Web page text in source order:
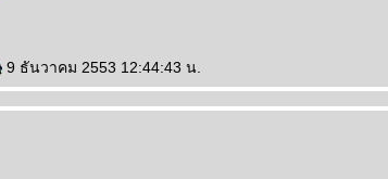
9 ธันวาคม 2553 12:44:43 น.